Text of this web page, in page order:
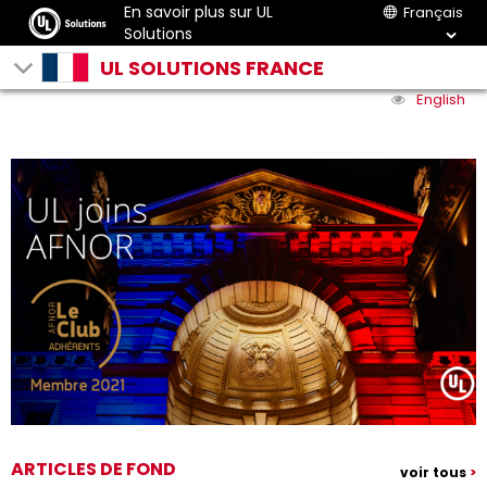
En savoir plus sur UL
Solutions
Français
UL SOLUTIONS FRANCE
English
ARTICLES DE FOND voir tous